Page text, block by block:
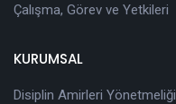
Çalışma, Görev ve Yetkileri
KURUMSAL
Disiplin Amirleri Yönetmeliği